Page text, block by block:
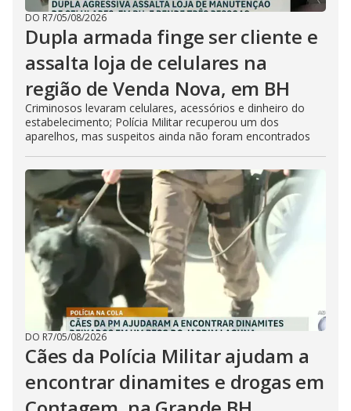
DO R7/05/08/2026
Dupla armada finge ser cliente e
assalta loja de celulares na
região de Venda Nova, em BH
Criminosos levaram celulares, acessórios e dinheiro do
estabelecimento; Polícia Militar recuperou um dos
aparelhos, mas suspeitos ainda não foram encontrados
DO R7/05/08/2026
Cães da Polícia Militar ajudam a
encontrar dinamites e drogas em